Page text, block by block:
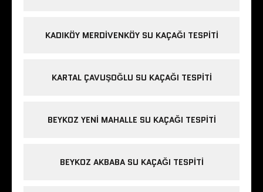
KADIKÖY MERDIVENKÖY SU KAÇAĞI TESPITI
KARTAL ÇAVUŞOĞLU SU KAÇAĞI TESPITI
BEYKOZ YENI MAHALLE SU KAÇAĞI TESPITI
BEYKOZ AKBABA SU KAÇAĞI TESPITI